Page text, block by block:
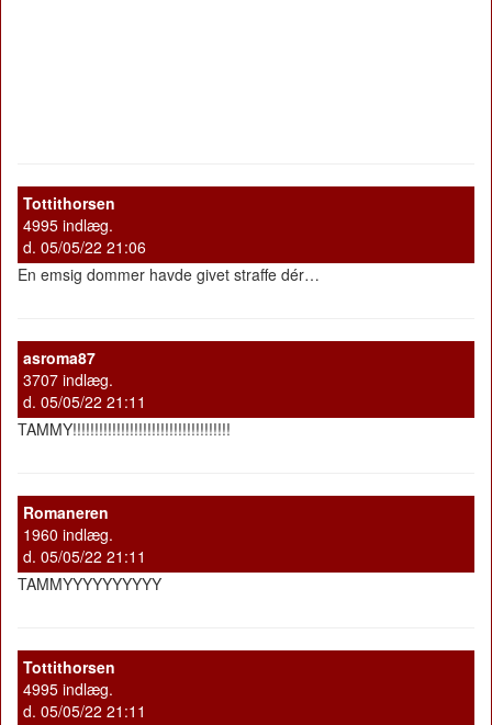
Tottithorsen
4995 indlæg.
d. 05/05/22 21:06
En emsig dommer havde givet straffe dér…
asroma87
3707 indlæg.
d. 05/05/22 21:11
TAMMY!!!!!!!!!!!!!!!!!!!!!!!!!!!!!!!!!!!!
Romaneren
1960 indlæg.
d. 05/05/22 21:11
TAMMYYYYYYYYYY
Tottithorsen
4995 indlæg.
d. 05/05/22 21:11